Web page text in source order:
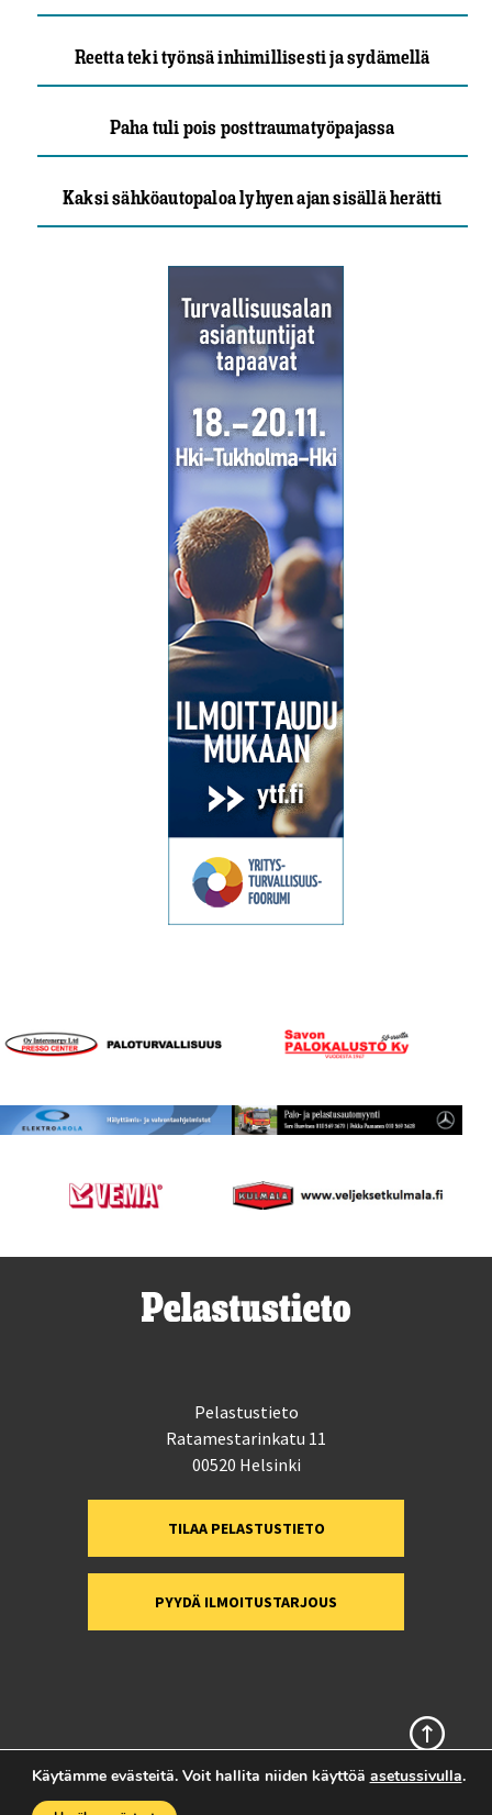
Reetta teki työnsä inhimillisesti ja sydämellä
Paha tuli pois posttraumatyöpajassa
Kaksi sähköautopaloa lyhyen ajan sisällä herätti
Pelastustieto
Ratamestarinkatu 11
00520 Helsinki
TILAA PELASTUSTIETO
PYYDÄ ILMOITUSTARJOUS
Sivun alkuun
Käytämme evästeitä. Voit hallita niiden käyttöä asetussivulla.